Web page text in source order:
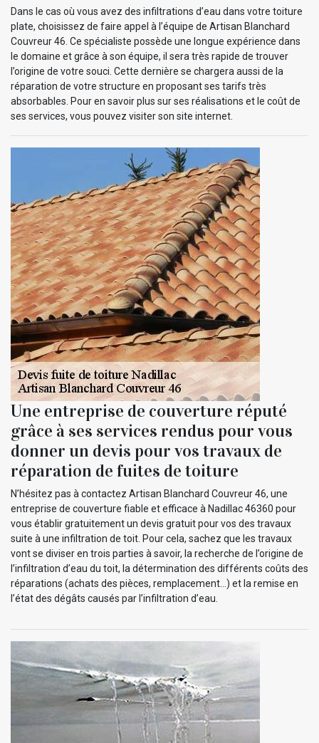
Dans le cas où vous avez des infiltrations d’eau dans votre toiture
plate, choisissez de faire appel à l’équipe de Artisan Blanchard
Couvreur 46. Ce spécialiste possède une longue expérience dans
le domaine et grâce à son équipe, il sera très rapide de trouver
l’origine de votre souci. Cette dernière se chargera aussi de la
réparation de votre structure en proposant ses tarifs très
absorbables. Pour en savoir plus sur ses réalisations et le coût de
ses services, vous pouvez visiter son site internet.
Une entreprise de couverture réputé
grâce à ses services rendus pour vous
donner un devis pour vos travaux de
réparation de fuites de toiture
N’hésitez pas à contactez Artisan Blanchard Couvreur 46, une
entreprise de couverture fiable et efficace à Nadillac 46360 pour
vous établir gratuitement un devis gratuit pour vos des travaux
suite à une infiltration de toit. Pour cela, sachez que les travaux
vont se diviser en trois parties à savoir, la recherche de l’origine de
l’infiltration d’eau du toit, la détermination des différents coûts des
réparations (achats des pièces, remplacement…) et la remise en
l’état des dégâts causés par l’infiltration d’eau.